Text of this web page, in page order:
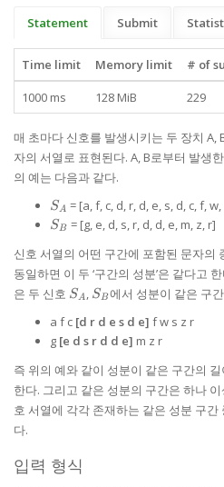
Statement Submit
Time limit Memory limit # of
1000 ms
128 MiB 229
매 초마다 신호를 발생시키는 두 장치 A,
자의 서열로 표현된다. A, B로부터 발생
의 예는 다음과 같다.
S_A
SA = [a, f, c, d, r, d, e, s, d, c, f,
S_B
SB = [g, e, d, s, r, d, d, e, m, z, r]
신호 서열의 어떤 구간에 포함된 문자의
동일하면 이 두 ‘구간의 성분’은 같다고
은 두 신호 S_A
SA , S_B
SB 에서 성분이 같은 구
a f c [d r d e s d e] f w s z r
g [e d s r d d e] m z r
즉 위의 예와 같이 성분이 같은 구간의
한다. 그리고 같은 성분의 구간은 하나
호 서열에 각각 존재하는 같은 성분 구
다.
입력 형식